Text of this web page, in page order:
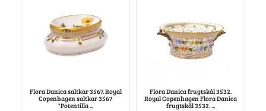
Flora Danica saltkar 3567. Royal
Copenhagen saltkar 3567
"Potentilla ...
Flora Danica frugtskål 3532.
Royal Copenhagen Flora Danica
frugtskål 3532. ...